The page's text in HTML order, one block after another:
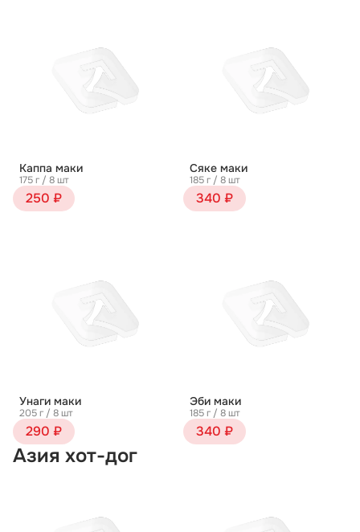
Каппа маки
175 г / 8 шт
250 ₽
Сяке маки
185 г / 8 шт
340 ₽
Унаги маки
205 г / 8 шт
290 ₽
Эби маки
185 г / 8 шт
340 ₽
Азия хот-дог